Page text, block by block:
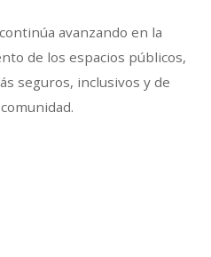
avanzando en la
de los espacios públicos,
seguros, inclusivos y de